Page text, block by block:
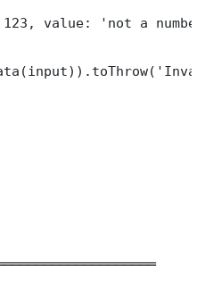
value: 'not a